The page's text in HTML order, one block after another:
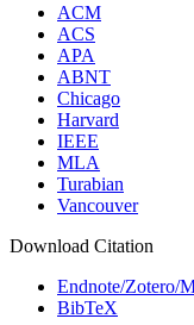
ACM
ACS
APA
ABNT
Chicago
Harvard
IEEE
MLA
Turabian
Vancouver
Download Citation
Endnote/Zotero/
BibTeX